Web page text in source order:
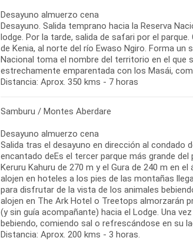
Desayuno almuerzo cena
Desayuno. Salida temprano hacia la Reserva
lodge. Por la tarde, salida de safari por el
de Kenia, al norte del río Ewaso Ngiro. Forma
Nacional toma el nombre del territorio en el que
estrechamente emparentada con los Masái,
Distancia: Aprox. 350 kms - 7 horas
Samburu / Montes Aberdare
Desayuno almuerzo cena
Salida tras el desayuno en dirección al condado
encantado deEs el tercer parque más grande
Keruru Kahuru de 270 m y el Gura de 240 m en
alojen en hoteles a los pies de las montañas
para disfrutar de la vista de los animales
alojen en The Ark Hotel o Treetops almorzarán
(y sin guía acompañante) hacia el Lodge. Una
bebiendo, comiendo sal o refrescándose en su
Distancia: Aprox. 200 kms - 3 horas.